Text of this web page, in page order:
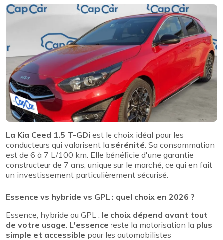
La Kia Ceed 1.5 T-GDi est le choix idéal pour les
conducteurs qui valorisent la sérénité. Sa consommation
est de 6 à 7 L/100 km. Elle bénéficie d'une garantie
constructeur de 7 ans, unique sur le marché, ce qui en fait
un investissement particulièrement sécurisé.
Essence vs hybride vs GPL : quel choix en 2026 ?
Essence, hybride ou GPL : le choix dépend avant tout
de votre usage. L'essence reste la motorisation la plus
simple et accessible pour les automobilistes